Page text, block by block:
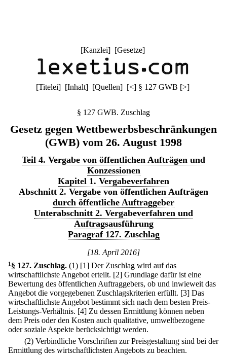
[Kanzlei] [Gesetze]
[Titelei] [Inhalt] [Quellen] [<] § 127 GWB [>]
§ 127 GWB. Zuschlag
Gesetz gegen Wettbewerbsbeschränkungen
(GWB) vom 26. August 1998
Teil 4. Vergabe von öffentlichen Aufträgen und
Konzessionen
Kapitel 1. Vergabeverfahren
Abschnitt 2. Vergabe von öffentlichen Aufträgen
durch öffentliche Auftraggeber
Unterabschnitt 2. Vergabeverfahren und
Auftragsausführung
Paragraf 127. Zuschlag
[18. April 2016]
1 § 127. Zuschlag. (1) [1] Der Zuschlag wird auf das
wirtschaftlichste Angebot erteilt. [2] Grundlage dafür ist eine
Bewertung des öffentlichen Auftraggebers, ob und inwieweit das
Angebot die vorgegebenen Zuschlagskriterien erfüllt. [3] Das
wirtschaftlichste Angebot bestimmt sich nach dem besten Preis-
Leistungs-Verhältnis. [4] Zu dessen Ermittlung können neben
dem Preis oder den Kosten auch qualitative, umweltbezogene
oder soziale Aspekte berücksichtigt werden.
(2) Verbindliche Vorschriften zur Preisgestaltung sind bei der
Ermittlung des wirtschaftlichsten Angebots zu beachten.